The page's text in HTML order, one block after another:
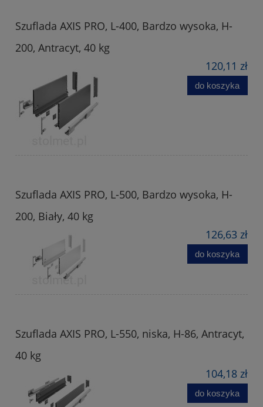
Szuflada AXIS PRO, L-400, Bardzo wysoka, H-
200, Antracyt, 40 kg
120,11 zł
do koszyka
Szuflada AXIS PRO, L-500, Bardzo wysoka, H-
200, Biały, 40 kg
126,63 zł
do koszyka
Szuflada AXIS PRO, L-550, niska, H-86, Antracyt,
40 kg
104,18 zł
do koszyka